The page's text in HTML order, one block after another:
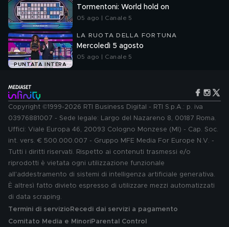
Tormentoni: World hold on
05 ago | Canale 5
PUNTATA INTERA
LA RUOTA DELLA FORTUNA
Mercoledì 5 agosto
05 ago | Canale 5
Copyright ©1999-2026 RTI Business Digital - RTI S.p.A.: p. iva
03976881007 - Sede legale: Largo del Nazareno 8, 00187 Roma.
Uffici: Viale Europa 46, 20093 Cologno Monzese (MI) - Cap. Soc.
int. vers. € 500.000.007 - Gruppo MFE Media For Europe N.V. -
Tutti i diritti riservati. Rispetto ai contenuti trasmessi e/o
riprodotti è vietata ogni utilizzazione funzionale
all'addestramento di sistemi di intelligenza artificiale generativa.
È altresì fatto divieto espresso di utilizzare mezzi automatizzati
di data scraping.
Termini di servizio Recedi dai servizi a pagamento
Comitato Media e MinoriParental Control